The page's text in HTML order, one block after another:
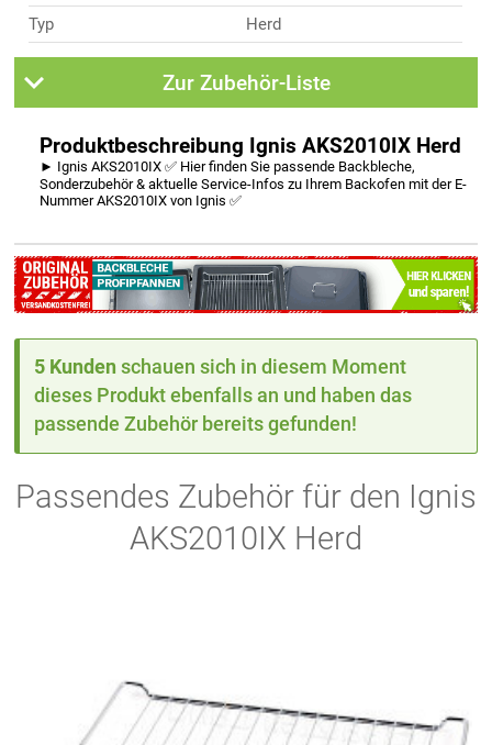
Typ
Herd
Zur Zubehör-Liste
Produktbeschreibung Ignis AKS2010IX Herd
► Ignis AKS2010IX ✅ Hier finden Sie passende Backbleche,
Sonderzubehör & aktuelle Service-Infos zu Ihrem Backofen mit der E-
Nummer AKS2010IX von Ignis ✅
5 Kunden schauen sich in diesem Moment
dieses Produkt ebenfalls an und haben das
passende Zubehör bereits gefunden!
Passendes Zubehör für den Ignis
AKS2010IX Herd